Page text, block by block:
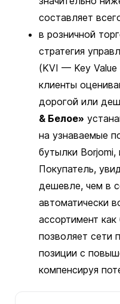
составляет
в розничной
стратегия
(KVI — Key
клиенты
дорогой или
& Белое»
на узнаваемые
бутылки Borjomi,
Покупатель,
дешевле, чем в
автоматически
ассортимент
позволяет сети
позиции с
компенсируя